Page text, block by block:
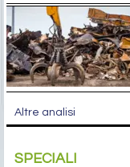
Altre analisi
SPECIALI